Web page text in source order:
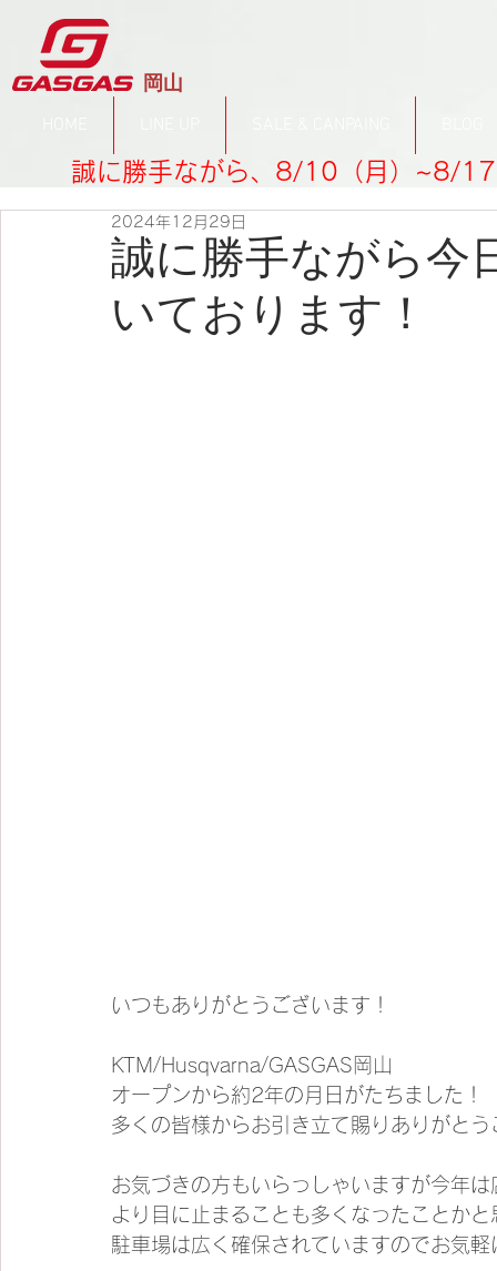
​岡山
誠に勝手ながら、8/10（月）~8/17
誠に勝手ながら今
いております！
2024年12月29日
いつもありがとうございます！
KTM/Husqvarna/GASGAS岡山
オープンから約2年の月日がたちました！
多くの皆様からお引き立て賜りありがとう
お気づきの方もいらっしゃいますが今年
より目に止まることも多くなったことかと
駐車場は広く確保されていますのでお気